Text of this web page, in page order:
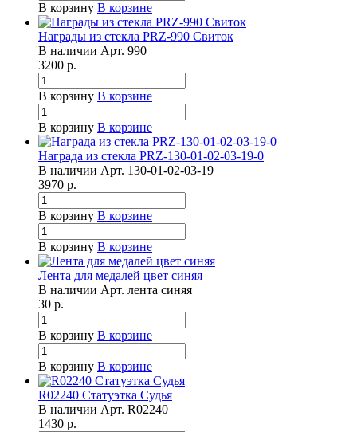
В корзину В корзине
Награды из стекла PRZ-990 Свиток
В наличии Арт. 990
3200 р.
В корзину В корзине
В корзину В корзине
Награда из стекла PRZ-130-01-02-03-19-0
В наличии Арт. 130-01-02-03-19
3970 р.
В корзину В корзине
В корзину В корзине
Лента для медалей цвет синяя
В наличии Арт. лента синяя
30 р.
В корзину В корзине
В корзину В корзине
R02240 Статуэтка Судья
В наличии Арт. R02240
1430 р.